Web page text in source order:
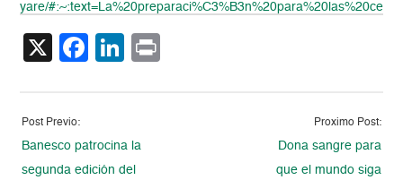
yare/
X Facebook
LinkedIn
Post Previo:
Banesco patrocina la
segunda edición del
Proximo Post:
Dona sangre para
que el mundo siga